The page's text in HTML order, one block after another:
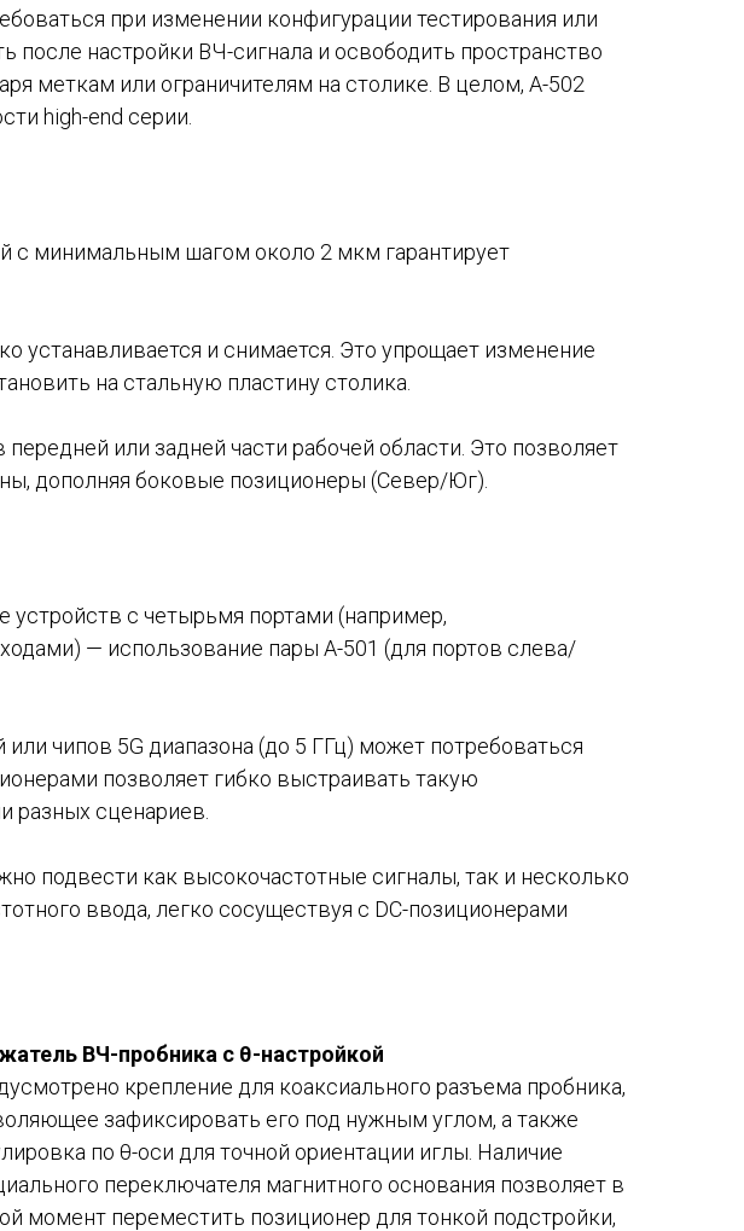
при изменении конфигурации тестирования или
после настройки ВЧ-сигнала и освободить пространство
меткам или ограничителям на столике. В целом, A-502
high-end серии.
с минимальным шагом около 2 мкм гарантирует
устанавливается и снимается​. Это упрощает изменение
на стальную пластину столика.
или задней части рабочей области​. Это позволяет
дополняя боковые позиционеры (Север/Юг).
устройств с четырьмя портами (например,
— использование пары A-501 (для портов слева/
чипов 5G диапазона (до 5 ГГц) может потребоваться
позволяет гибко выстраивать такую
разных сценариев.
подвести как высокочастотные сигналы, так и несколько
ввода, легко сосуществуя с DC-позиционерами
ВЧ-пробника с θ-настройкой
крепление для коаксиального разъема пробника,
зафиксировать его под нужным углом, а также
по θ-оси для точной ориентации иглы​. Наличие
переключателя магнитного основания позволяет в
момент переместить позиционер для тонкой подстройки,